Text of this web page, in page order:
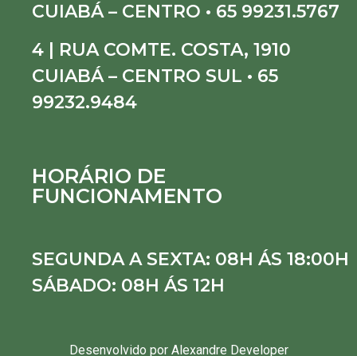
CUIABÁ – CENTRO • 65 99231.5767
4 | RUA COMTE. COSTA, 1910
CUIABÁ – CENTRO SUL • 65
99232.9484
HORÁRIO DE
FUNCIONAMENTO
SEGUNDA A SEXTA: 08H ÁS 18:00H
SÁBADO: 08H ÁS 12H
Desenvolvido por Alexandre Developer